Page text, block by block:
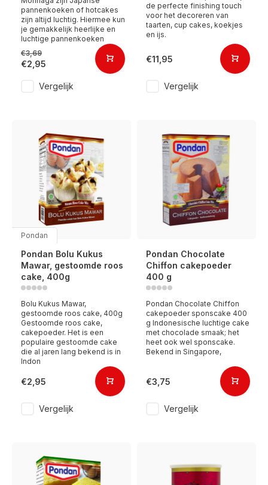
pannenkoeken of hotcakes
zijn altijd luchtig. Hiermee kun
je gemakkelijk heerlijke en
luchtige pannenkoeken
€3,69
€2,95
Vergelijk
de perfecte finishing touch
voor het decoreren van
taarten, cup cakes, koekjes
en ijs.
€11,95
Vergelijk
Pondan
Pondan Bolu Kukus
Mawar, gestoomde roos
cake, 400g
Bolu Kukus Mawar,
gestoomde roos cake, 400g
Gestoomde roos cake,
cakepoeder. Het is een
populaire gestoomde cake
die al jaren lang bekend is in
Indon
€2,95
Vergelijk
Pondan Chocolate
Chiffon cakepoeder
400 g
Pondan Chocolate Chiffon
cakepoeder sponscake 400
g Indonesische luchtige cake
met chocolade smaak; het
heet ook wel sponscake.
Bekend in Singapore,
€3,75
Vergelijk